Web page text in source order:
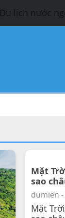
lịch nước
Mặt
sao
dumien
Mặt